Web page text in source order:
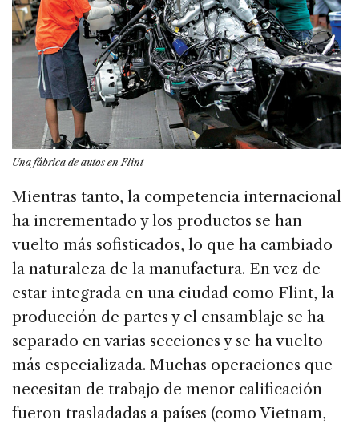
Una fábrica de autos en Flint
Mientras tanto, la competencia internacional
ha incrementado y los productos se han
vuelto más sofisticados, lo que ha cambiado
la naturaleza de la manufactura. En vez de
estar integrada en una ciudad como Flint, la
producción de partes y el ensamblaje se ha
separado en varias secciones y se ha vuelto
más especializada. Muchas operaciones que
necesitan de trabajo de menor calificación
fueron trasladadas a países (como Vietnam,